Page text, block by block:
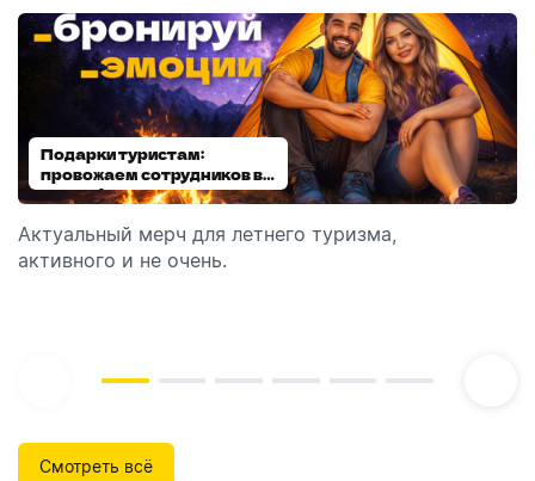
Подарки туристам:
провожаем сотрудников в
отпуск!
Актуальный мерч для летнего туризма,
активного и не очень.
Диспенсеры для мыла:
выбираем модель
Обзор автоматических диспенсеров для мыла,
которые идеально подходят для брендирования.
Смотреть всё